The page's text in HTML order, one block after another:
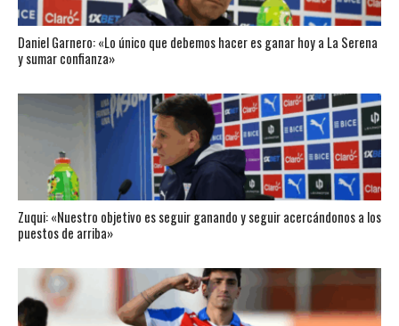
Daniel Garnero: «Lo único que debemos hacer es ganar hoy a La Serena
y sumar confianza»
Zuqui: «Nuestro objetivo es seguir ganando y seguir acercándonos a los
puestos de arriba»